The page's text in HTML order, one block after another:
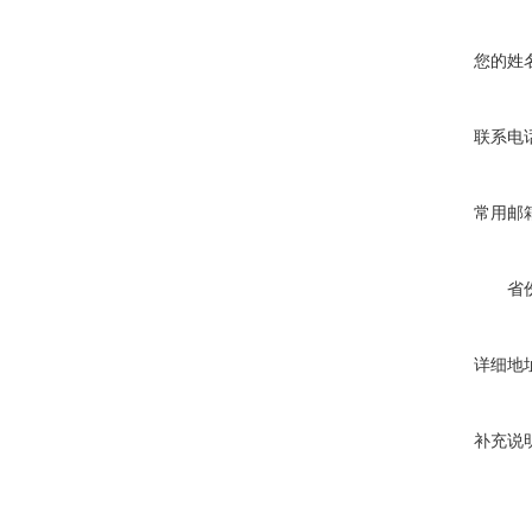
您的姓
联系电
常用邮
省
详细地
补充说